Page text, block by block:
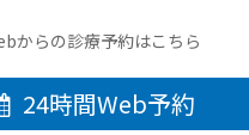
からの診療予約はこちら
24時間Web予約